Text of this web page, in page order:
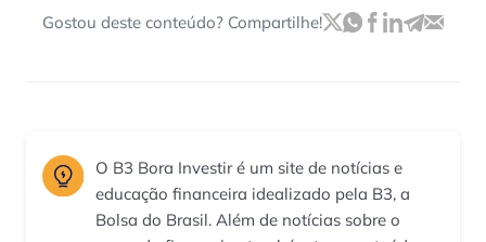
Gostou deste conteúdo? Compartilhe!
O B3 Bora Investir é um site de notícias e
educação financeira idealizado pela B3, a
Bolsa do Brasil. Além de notícias sobre o